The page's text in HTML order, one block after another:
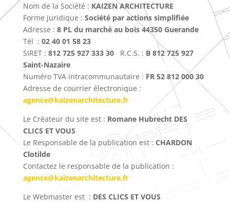
Nom de la Société : KAIZEN ARCHITECTURE
Forme juridique : Société par actions simplifiée
Adresse : 8 PL du marché au bois 44350 Guerande
Tél : 02 40 01 58 23
SIRET : 812 725 927 333 30 R.C.S. : B 812 725 927
Saint-Nazaire
Numéro TVA intracommunautaire : FR 52 812 000 30
Adresse de courrier électronique :
agence@kaizenarchitecture.fr
Le Créateur du site est : Romane Hubrecht DES
CLICS ET VOUS
Le Responsable de la publication est : CHARDON
Clotilde
Contactez le responsable de la publication :
agence@kaizenarchitecture.fr
Le Webmaster est : DES CLICS ET VOUS